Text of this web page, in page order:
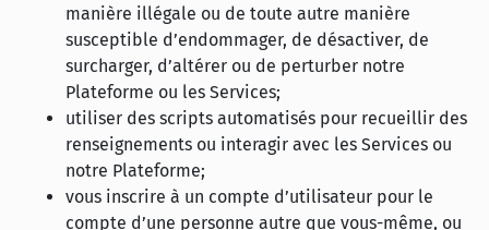
manière illégale ou de toute autre manière
susceptible d’endommager, de désactiver, de
surcharger, d’altérer ou de perturber notre
Plateforme ou les Services;
utiliser des scripts automatisés pour recueillir des
renseignements ou interagir avec les Services ou
notre Plateforme;
vous inscrire à un compte d’utilisateur pour le
compte d’une personne autre que vous-même, ou